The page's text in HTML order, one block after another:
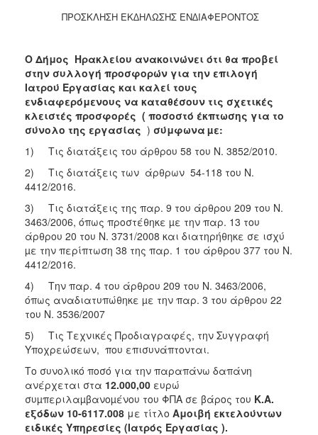
ΠΟΛΙΤΙΣΜΟΣ
ΑΝΘΕΚΤΙΚΗ
ΠΟΛΗ
ΠΡΟΣΚΛΗΣΗ ΕΚ∆ΗΛΩΣΗΣ ΕΝ∆ΙΑΦΕΡΟΝΤΟΣ
Ο Δήμος Ηρακλείου ανακοινώνει ότι θα προβεί
στην συλλογή προσφορών για την επιλογή
Ιατρού Εργασίας και καλεί τους
ενδιαφερόμενους να καταθέσουν τις σχετικές
κλειστές προσφορές ( ποσοστό έκπτωσης για το
σύνολο της εργασίας ) σύμφωνα µε:
1) Τις διατάξεις του άρθρου 58 του Ν. 3852/2010.
2) Τις διατάξεις των άρθρων 54-118 του Ν.
4412/2016.
3) Τις διατάξεις της παρ. 9 του άρθρου 209 του Ν.
3463/2006, όπως προστέθηκε µε την παρ. 13 του
άρθρου 20 του Ν. 3731/2008 και διατηρήθηκε σε ισχύ
µε την περίπτωση 38 της παρ. 1 του άρθρου 377 του Ν.
4412/2016.
4) Την παρ. 4 του άρθρου 209 του Ν. 3463/2006,
όπως αναδιατυπώθηκε µε την παρ. 3 του άρθρου 22
του Ν. 3536/2007
5) Τις Τεχνικές Προδιαγραφές, την Συγγραφή
Υποχρεώσεων, που επισυνάπτονται.
Το συνολικό ποσό για την παραπάνω δαπάνη
ανέρχεται στα 12.000,00 ευρώ
συµπεριλαµβανοµένου του ΦΠΑ σε βάρος του Κ.Α.
εξόδων 10-6117.008 με τίτλο Αμοιβή εκτελούντων
ειδικές Υπηρεσίες (Ιατρός Εργασίας ).